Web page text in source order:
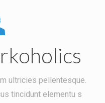
ultricies pellentesque.
tincidunt elementu s